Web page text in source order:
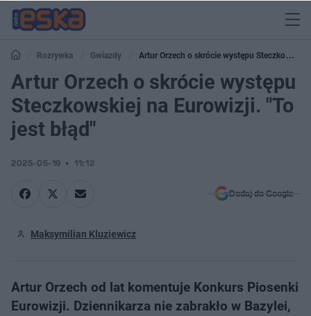
Rozrywka Gwiazdy
Artur Orzech o skrócie występu Steczkowskiej
na Eurowizji. "To jest błąd"
Artur Orzech o skrócie występu
Steczkowskiej na Eurowizji. "To
jest błąd"
2025-05-19 11:12
Dodaj do Google
Maksymilian Kluziewicz
Artur Orzech od lat komentuje Konkurs Piosenki
Eurowizji. Dziennikarza nie zabrakło w Bazylei,